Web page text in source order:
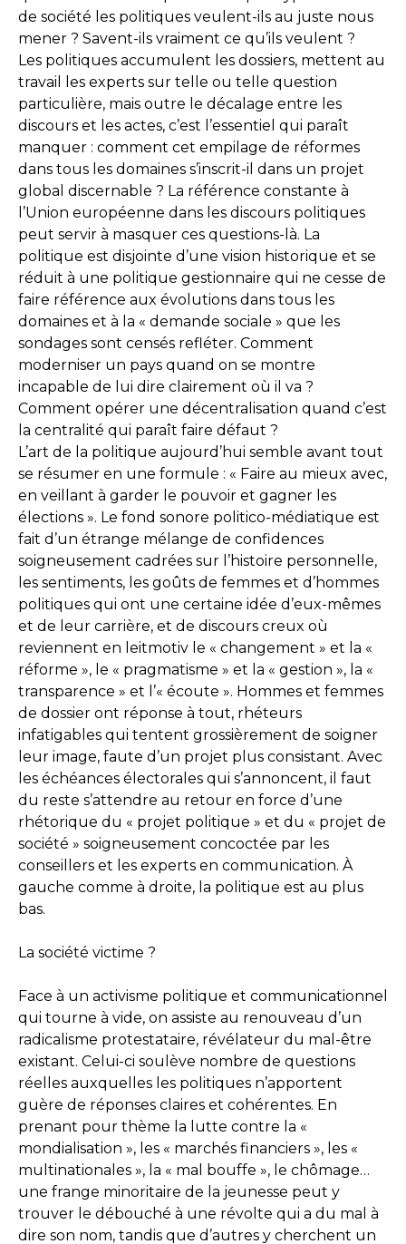
de société les politiques veulent-ils au juste nous
mener ? Savent-ils vraiment ce qu’ils veulent ?
Les politiques accumulent les dossiers, mettent au
travail les experts sur telle ou telle question
particulière, mais outre le décalage entre les
discours et les actes, c’est l’essentiel qui paraît
manquer : comment cet empilage de réformes
dans tous les domaines s’inscrit-il dans un projet
global discernable ? La référence constante à
l’Union européenne dans les discours politiques
peut servir à masquer ces questions-là. La
politique est disjointe d’une vision historique et se
réduit à une politique gestionnaire qui ne cesse de
faire référence aux évolutions dans tous les
domaines et à la « demande sociale » que les
sondages sont censés refléter. Comment
moderniser un pays quand on se montre
incapable de lui dire clairement où il va ?
Comment opérer une décentralisation quand c’est
la centralité qui paraît faire défaut ?
L’art de la politique aujourd’hui semble avant tout
se résumer en une formule : « Faire au mieux avec,
en veillant à garder le pouvoir et gagner les
élections ». Le fond sonore politico-médiatique est
fait d’un étrange mélange de confidences
soigneusement cadrées sur l’histoire personnelle,
les sentiments, les goûts de femmes et d’hommes
politiques qui ont une certaine idée d’eux-mêmes
et de leur carrière, et de discours creux où
reviennent en leitmotiv le « changement » et la «
réforme », le « pragmatisme » et la « gestion », la «
transparence » et l’« écoute ». Hommes et femmes
de dossier ont réponse à tout, rhéteurs
infatigables qui tentent grossièrement de soigner
leur image, faute d’un projet plus consistant. Avec
les échéances électorales qui s’annoncent, il faut
du reste s’attendre au retour en force d’une
rhétorique du « projet politique » et du « projet de
société » soigneusement concoctée par les
conseillers et les experts en communication. À
gauche comme à droite, la politique est au plus
bas.
La société victime ?
Face à un activisme politique et communicationnel
qui tourne à vide, on assiste au renouveau d’un
radicalisme protestataire, révélateur du mal-être
existant. Celui-ci soulève nombre de questions
réelles auxquelles les politiques n’apportent
guère de réponses claires et cohérentes. En
prenant pour thème la lutte contre la «
mondialisation », les « marchés financiers », les «
multinationales », la « mal bouffe », le chômage…
une frange minoritaire de la jeunesse peut y
trouver le débouché à une révolte qui a du mal à
dire son nom, tandis que d’autres y cherchent un